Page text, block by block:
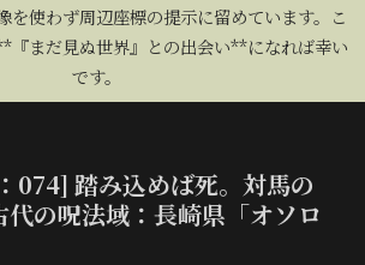
を使わず周辺座標の提示に留めています。こ
『まだ見ぬ世界』との出会い**になれば幸い
です。
074] 踏み込めば死。対馬の
の呪法域：長崎県「オソロ